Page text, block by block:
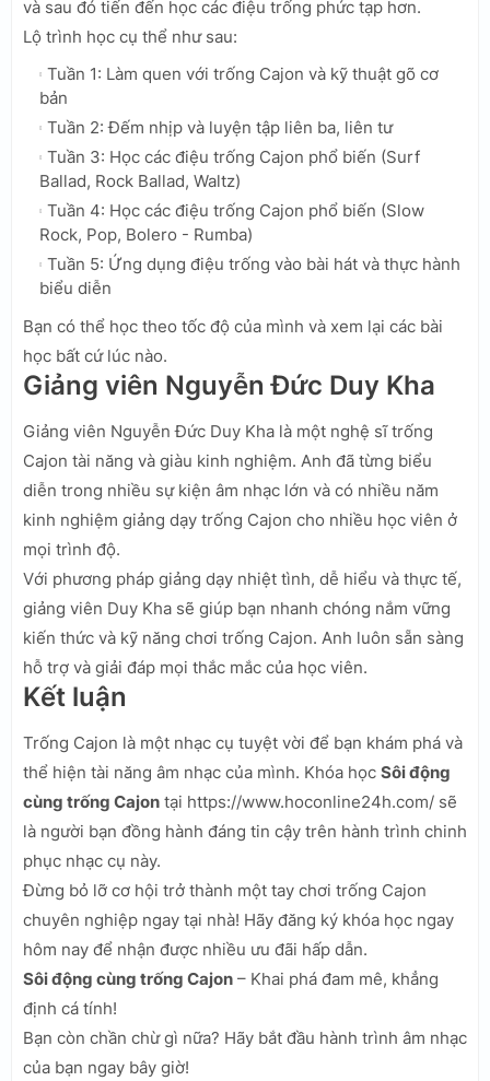
và sau đó tiến đến học các điệu trống phức tạp hơn.
Lộ trình học cụ thể như sau:
Tuần 1: Làm quen với trống Cajon và kỹ thuật gõ cơ
bản
Tuần 2: Đếm nhịp và luyện tập liên ba, liên tư
Tuần 3: Học các điệu trống Cajon phổ biến (Surf
Ballad, Rock Ballad, Waltz)
Tuần 4: Học các điệu trống Cajon phổ biến (Slow
Rock, Pop, Bolero - Rumba)
Tuần 5: Ứng dụng điệu trống vào bài hát và thực hành
biểu diễn
Bạn có thể học theo tốc độ của mình và xem lại các bài
học bất cứ lúc nào.
Giảng viên Nguyễn Đức Duy Kha
Giảng viên Nguyễn Đức Duy Kha là một nghệ sĩ trống
Cajon tài năng và giàu kinh nghiệm. Anh đã từng biểu
diễn trong nhiều sự kiện âm nhạc lớn và có nhiều năm
kinh nghiệm giảng dạy trống Cajon cho nhiều học viên ở
mọi trình độ.
Với phương pháp giảng dạy nhiệt tình, dễ hiểu và thực tế,
giảng viên Duy Kha sẽ giúp bạn nhanh chóng nắm vững
kiến thức và kỹ năng chơi trống Cajon. Anh luôn sẵn sàng
hỗ trợ và giải đáp mọi thắc mắc của học viên.
Kết luận
Trống Cajon là một nhạc cụ tuyệt vời để bạn khám phá và
thể hiện tài năng âm nhạc của mình. Khóa học Sôi động
cùng trống Cajon tại https://www.hoconline24h.com/ sẽ
là người bạn đồng hành đáng tin cậy trên hành trình chinh
phục nhạc cụ này.
Đừng bỏ lỡ cơ hội trở thành một tay chơi trống Cajon
chuyên nghiệp ngay tại nhà! Hãy đăng ký khóa học ngay
hôm nay để nhận được nhiều ưu đãi hấp dẫn.
Sôi động cùng trống Cajon – Khai phá đam mê, khẳng
định cá tính!
Bạn còn chần chừ gì nữa? Hãy bắt đầu hành trình âm nhạc
của bạn ngay bây giờ!